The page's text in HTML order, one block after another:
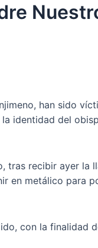
han sido
identidad del
tras recibir ayer
en metálico para
con la finalidad